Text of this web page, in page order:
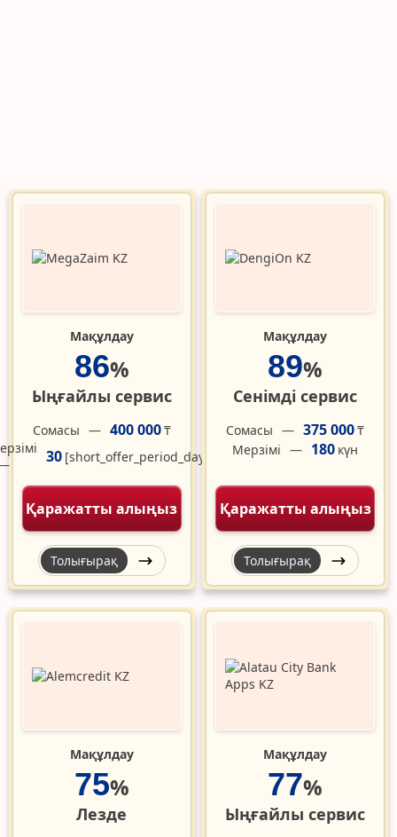
Мақұлдау
86%
Ыңғайлы сервис
Сомасы 400 000₸
30 [short_offer_period_days]
Қаражатты алыңыз
Толығырақ
Мақұлдау
89%
Сенімді сервис
Сомасы 375 000₸
Мерзімі
180 күн
Қаражатты алыңыз
Толығырақ
Мақұлдау
75%
Лезде
Мақұлдау
77%
Ыңғайлы сервис